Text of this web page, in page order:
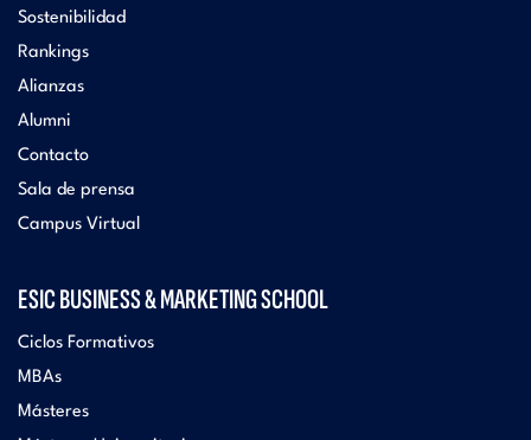
Sostenibilidad
Rankings
Alianzas
Alumni
Contacto
Sala de prensa
Campus Virtual
ESIC BUSINESS & MARKETING SCHOOL
Ciclos Formativos
MBAs
Másteres